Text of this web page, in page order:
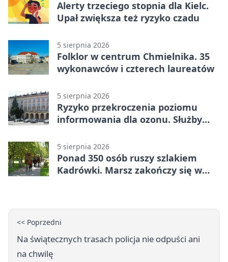
Alerty trzeciego stopnia dla Kielc.
Upał zwiększa też ryzyko czadu
5 sierpnia 2026
Folklor w centrum Chmielnika. 35
wykonawców i czterech laureatów
5 sierpnia 2026
Ryzyko przekroczenia poziomu
informowania dla ozonu. Służby
5 sierpnia 2026
Ponad 350 osób ruszy szlakiem
Kadrówki. Marsz zakończy się w
<< Poprzedni
Na świątecznych trasach policja nie odpuści ani
na chwilę